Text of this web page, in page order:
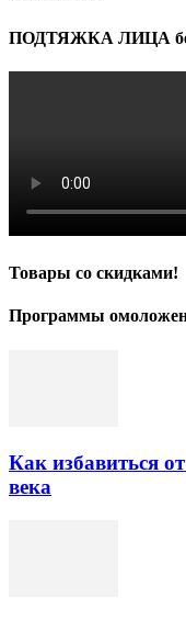
ПОДТЯЖКА ЛИЦА
Товары со скидками!
Программы
Как избавиться
века